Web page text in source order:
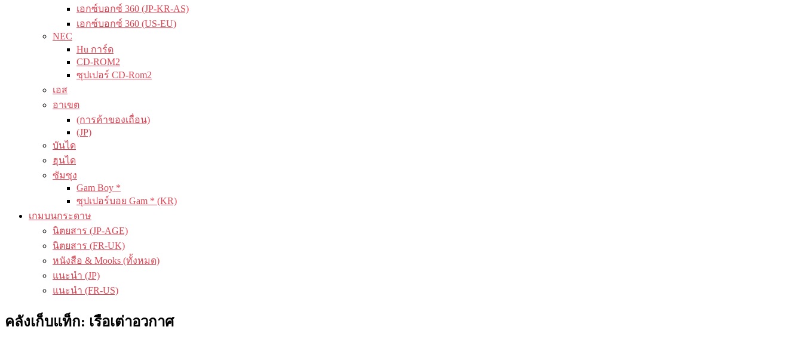
เอกซ์บอกซ์ 360 (JP-KR-AS)
เอกซ์บอกซ์ 360 (US-EU)
NEC
Hu การ์ด
CD-ROM2
ซุปเปอร์ CD-Rom2
เอส
อาเขต
(การค้าของเถื่อน)
(JP)
บันได
ฮุนได
ซัมซุง
Gam Boy *
ซุปเปอร์บอย Gam * (KR)
เกมบนกระดาษ
นิตยสาร (JP-AGE)
นิตยสาร (FR-UK)
หนังสือ & Mooks (ทั้งหมด)
แนะนำ (JP)
แนะนำ (FR-US)
คลังเก็บแท็ก: เรือเต่าอวกาศ